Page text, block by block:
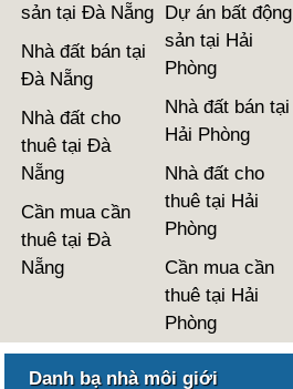
sản tại Đà Nẵng
Nhà đất bán tại
Đà Nẵng
Nhà đất cho
thuê tại Đà
Nẵng
Cần mua cần
thuê tại Đà
Nẵng
Dự án bất động
sản tại Hải
Phòng
Nhà đất bán tại
Hải Phòng
Nhà đất cho
thuê tại Hải
Phòng
Cần mua cần
thuê tại Hải
Phòng
Danh bạ nhà môi giới